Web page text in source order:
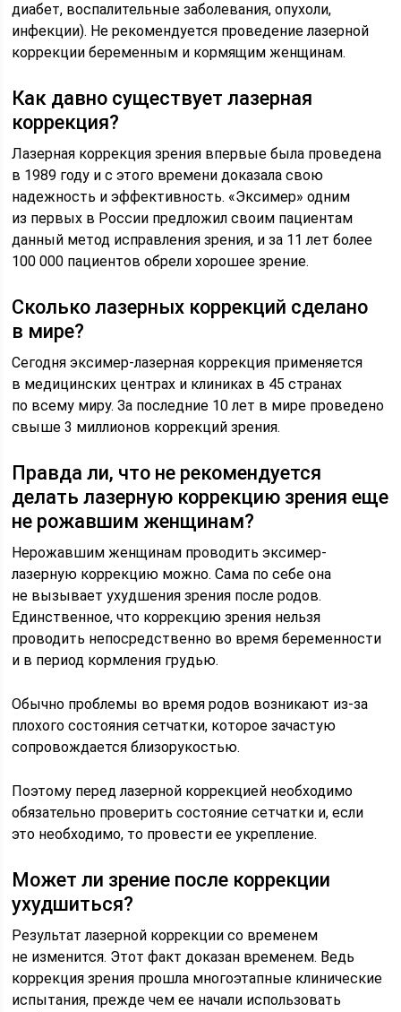
диабет, воспалительные заболевания, опухоли,
инфекции). Не рекомендуется проведение лазерной
коррекции беременным и кормящим женщинам.
Как давно существует лазерная
коррекция?
Лазерная коррекция зрения впервые была проведена
в 1989 году и с этого времени доказала свою
надежность и эффективность. «Эксимер» одним
из первых в России предложил своим пациентам
данный метод исправления зрения, и за 11 лет более
100 000 пациентов обрели хорошее зрение.
Сколько лазерных коррекций сделано
в мире?
Сегодня эксимер-лазерная коррекция применяется
в медицинских центрах и клиниках в 45 странах
по всему миру. За последние 10 лет в мире проведено
свыше 3 миллионов коррекций зрения.
Правда ли, что не рекомендуется
делать лазерную коррекцию зрения еще
не рожавшим женщинам?
Нерожавшим женщинам проводить эксимер-
лазерную коррекцию можно. Сама по себе она
не вызывает ухудшения зрения после родов.
Единственное, что коррекцию зрения нельзя
проводить непосредственно во время беременности
и в период кормления грудью.
Обычно проблемы во время родов возникают из-за
плохого состояния сетчатки, которое зачастую
сопровождается близорукостью.
Поэтому перед лазерной коррекцией необходимо
обязательно проверить состояние сетчатки и, если
это необходимо, то провести ее укрепление.
Может ли зрение после коррекции
ухудшиться?
Результат лазерной коррекции со временем
не изменится. Этот факт доказан временем. Ведь
коррекция зрения прошла многоэтапные клинические
испытания, прежде чем ее начали использовать